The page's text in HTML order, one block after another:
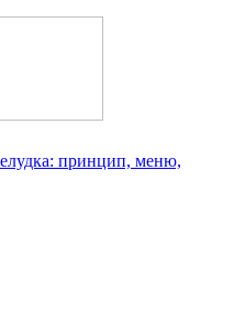
принцип, меню,